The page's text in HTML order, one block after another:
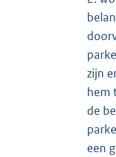
zijn
hem
de
een